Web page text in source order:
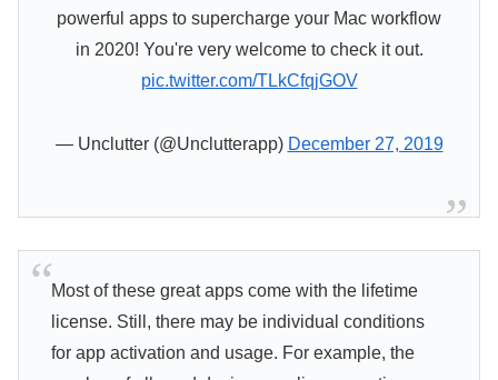
powerful apps to supercharge your Mac workflow
in 2020! You're very welcome to check it out.
pic.twitter.com/TLkCfqjGOV
— Unclutter (@Unclutterapp) December 27, 2019
Most of these great apps come with the lifetime
license. Still, there may be individual conditions
for app activation and usage. For example, the